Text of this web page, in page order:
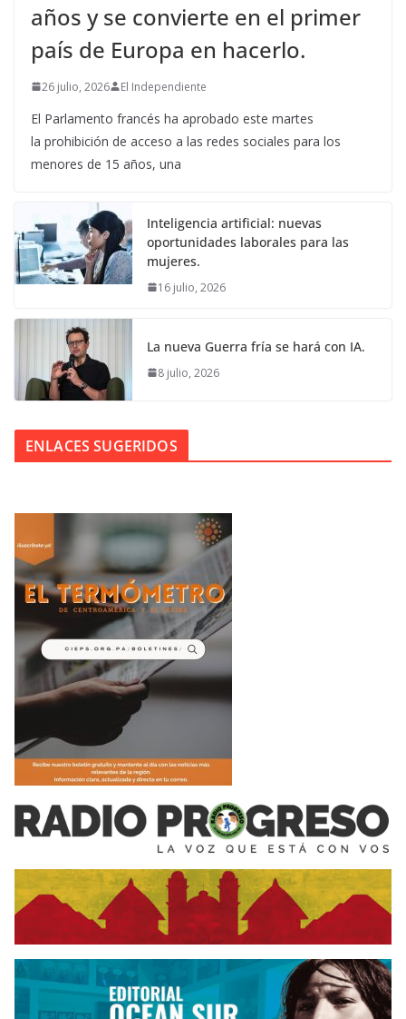
años y se convierte en el primer
país de Europa en hacerlo.
26 julio, 2026 El Independiente
El Parlamento francés ha aprobado este martes
la prohibición de acceso a las redes sociales para los
menores de 15 años, una
Inteligencia artificial: nuevas
oportunidades laborales para las
mujeres.
16 julio, 2026
La nueva Guerra fría se hará con IA.
8 julio, 2026
ENLACES SUGERIDOS